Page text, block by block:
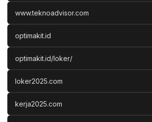
www.teknoadvisor.com
optimakit.id
optimakit.id/loker/
loker2025.com
kerja2025.com